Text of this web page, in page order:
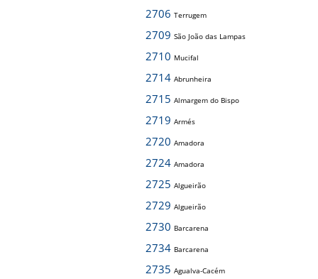
2706 Terrugem
2709 São João das Lampas
2710 Mucifal
2714 Abrunheira
2715 Almargem do Bispo
2719 Armés
2720 Amadora
2724 Amadora
2725 Algueirão
2729 Algueirão
2730 Barcarena
2734 Barcarena
2735 Agualva-Cacém